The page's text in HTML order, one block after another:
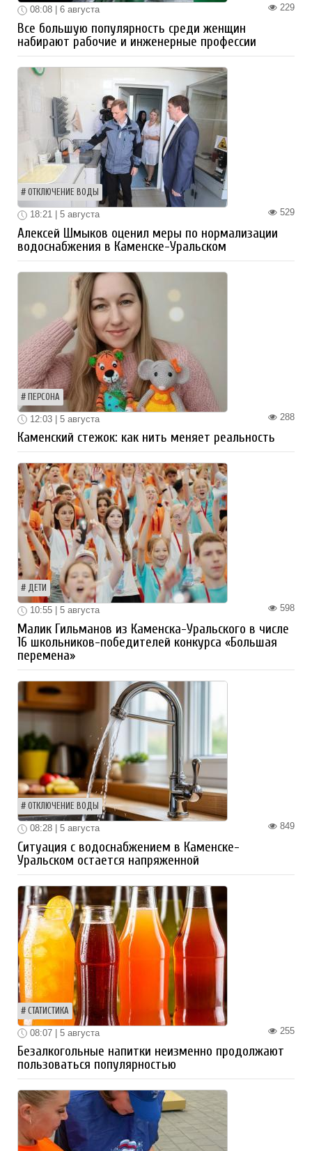
229
08:08 | 6 августа
Все большую популярность среди женщин
набирают рабочие и инженерные профессии
ОТКЛЮЧЕНИЕ ВОДЫ
529
18:21 | 5 августа
Алексей Шмыков оценил меры по нормализации
водоснабжения в Каменске-Уральском
ПЕРСОНА
288
12:03 | 5 августа
Каменский стежок: как нить меняет реальность
ДЕТИ
598
10:55 | 5 августа
Малик Гильманов из Каменска-Уральского в числе
16 школьников-победителей конкурса «Большая
перемена»
ОТКЛЮЧЕНИЕ ВОДЫ
849
08:28 | 5 августа
Ситуация с водоснабжением в Каменске-
Уральском остается напряженной
СТАТИСТИКА
255
08:07 | 5 августа
Безалкогольные напитки неизменно продолжают
пользоваться популярностью